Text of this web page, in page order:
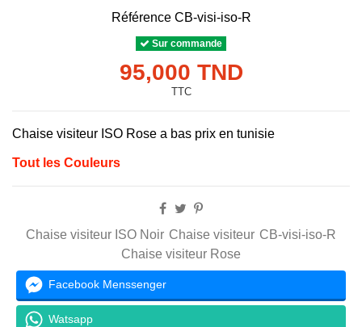
Référence CB-visi-iso-R
Sur commande
95,000 TND
TTC
Chaise visiteur ISO Rose a bas prix en tunisie
Tout les Couleurs
Chaise visiteur ISO Noir Chaise visiteur CB-visi-iso-R
Chaise visiteur Rose
Facebook Menssenger
Watsapp